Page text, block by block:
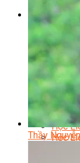
Âm Nhạc
Nhạc
Ca Sĩ
Học
Học
Học
Học
Học
Học
Học
Học
Học
Thầy